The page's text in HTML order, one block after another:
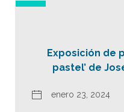
Exposición de
pastel’ de
enero 23, 2024